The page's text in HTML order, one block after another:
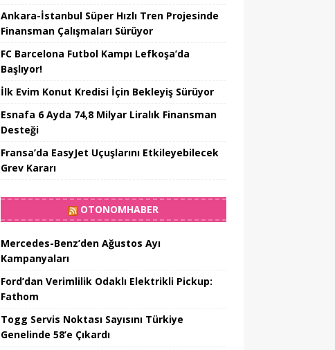
Ankara-İstanbul Süper Hızlı Tren Projesinde
Finansman Çalışmaları Sürüyor
FC Barcelona Futbol Kampı Lefkoşa’da
Başlıyor!
İlk Evim Konut Kredisi İçin Bekleyiş Sürüyor
Esnafa 6 Ayda 74,8 Milyar Liralık Finansman
Desteği
Fransa’da EasyJet Uçuşlarını Etkileyebilecek
Grev Kararı
OTONOMHABER
Mercedes-Benz’den Ağustos Ayı
Kampanyaları
Ford’dan Verimlilik Odaklı Elektrikli Pickup:
Fathom
Togg Servis Noktası Sayısını Türkiye
Genelinde 58’e Çıkardı